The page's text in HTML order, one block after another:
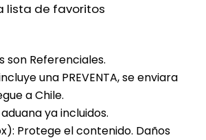
lista de favoritos
son Referenciales.
una PREVENTA, se enviara
a Chile.
ya incluidos.
Protege el contenido. Daños